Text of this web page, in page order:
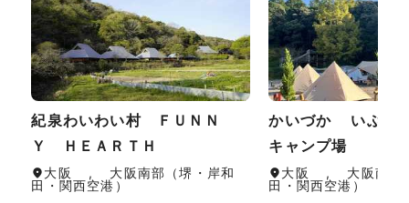
紀泉わいわい村 ＦＵＮＮ
Ｙ ＨＥＡＲＴＨ
大阪 , 大阪南部（堺・岸和
田・関西空港）
かいづか いぶき
キャンプ場
大阪 , 大阪南部
田・関西空港）